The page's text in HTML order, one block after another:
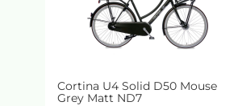
Cortina U4 Solid D50 Mouse
Grey Matt ND7